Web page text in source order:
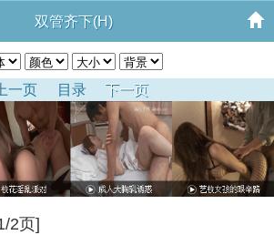
双管齐下(H)
上一页 目录 下一页
2页]